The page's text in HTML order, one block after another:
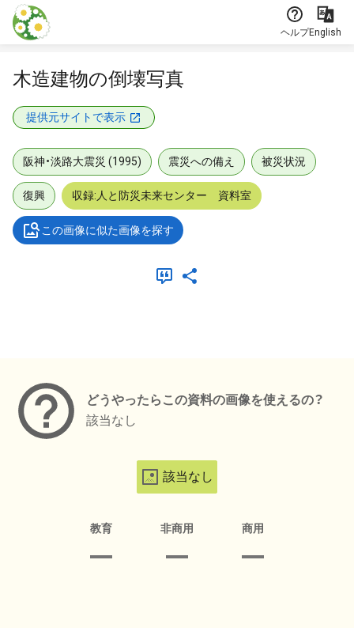
本文に飛ぶ
ヘルプEnglish
木造建物の倒壊写真
提供元サイトで表示
阪神・淡路大震災 (1995) 震災への備え 被災状況
復興 収録:人と防災未来センター 資料室
この画像に似た画像を探す
どうやったらこの資料の画像を使えるの？
該当なし
該当なし
教育 非商用 商用